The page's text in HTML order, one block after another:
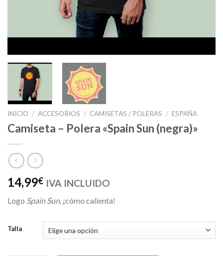
INICIO / ACCESORIOS / CAMISETAS / POLERAS / ESPAÑA
Camiseta – Polera «Spain Sun (negra)»
14,99€ IVA INCLUIDO
Logo Spain Sun, ¡cómo calienta!
Talla